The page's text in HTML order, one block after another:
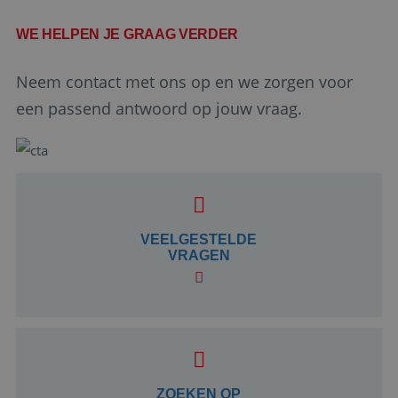
WE HELPEN JE GRAAG VERDER
Neem contact met ons op en we zorgen voor
een passend antwoord op jouw vraag.
VEELGESTELDE
VRAGEN
ZOEKEN OP
www.google.com